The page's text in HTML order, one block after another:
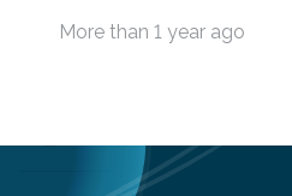
Pennsylvania State und
optische Verschränkung.
Entdeckung wurde online
More than 1 year ago